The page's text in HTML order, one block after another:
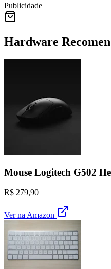
Publicidade
Hardware
Mouse Logitech G502
R$ 279,90
Ver na Amazon